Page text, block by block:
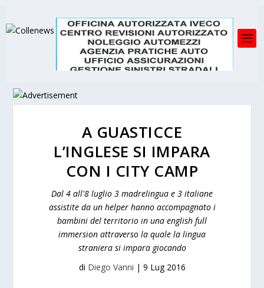
A GUASTICCE
L’INGLESE SI IMPARA
CON I CITY CAMP
Dal 4 all'8 luglio 3 madrelingua e 3 italiane
assistite da un helper hanno accompagnato i
bambini del territorio in una english full
immersion attraverso la quale la lingua
straniera si impara giocando
di Diego Vanni | 9 Lug 2016